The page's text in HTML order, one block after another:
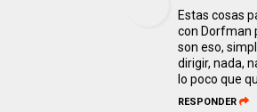
Estas cosas
con Dorfman
son eso,
dirigir, nada,
lo poco que
RESPONDER